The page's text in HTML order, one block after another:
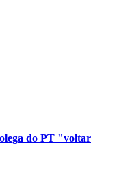
do PT "voltar